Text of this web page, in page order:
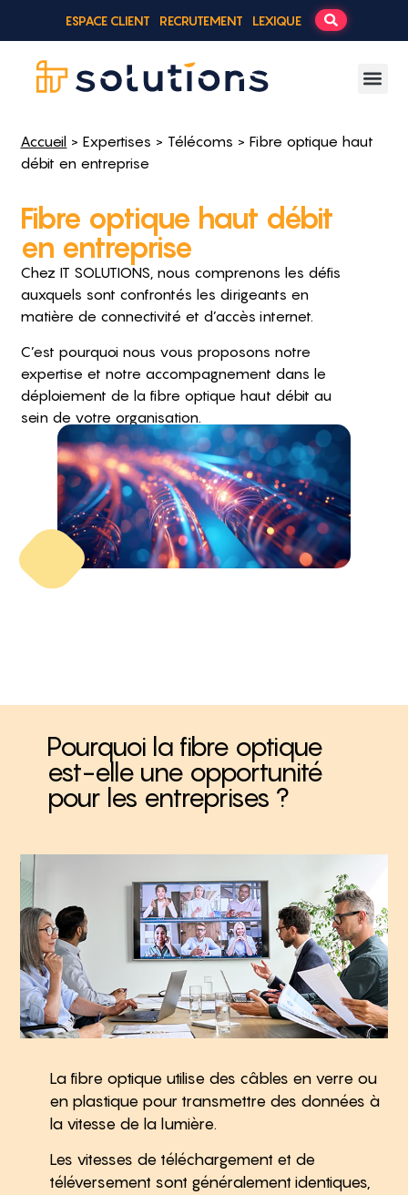
ESPACE CLIENT RECRUTEMENT LEXIQUE
Accueil >Expertises > Télécoms > Fibre optique haut
débit en entreprise
Fibre optique haut débit
en entreprise
Chez IT SOLUTIONS, nous comprenons les défis
auxquels sont confrontés les dirigeants en
matière de connectivité et d’accès internet.
C’est pourquoi nous vous proposons notre
expertise et notre accompagnement dans le
déploiement de la fibre optique haut débit au
sein de votre organisation.
Pourquoi la fibre optique
est-elle une opportunité
pour les entreprises ?
La fibre optique utilise des câbles en verre ou
en plastique pour transmettre des données à
la vitesse de la lumière.
Les vitesses de téléchargement et de
téléversement sont généralement identiques,